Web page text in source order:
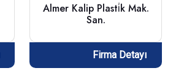
Almer Kalip Plasti̇k Mak.
San.
Firma Detayı